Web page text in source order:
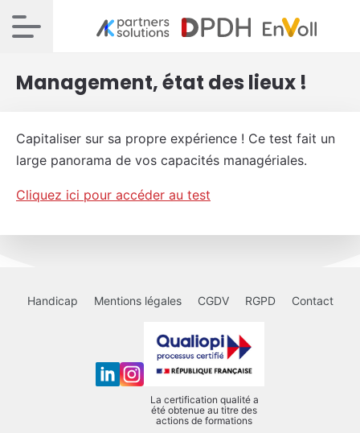
Management, état des lieux !
Capitaliser sur sa propre expérience ! Ce test fait un
large panorama de vos capacités managériales.
Cliquez ici pour accéder au test
Handicap Mentions légales CGDV RGPD Contact
La certification qualité a
été obtenue au titre des
actions de formations